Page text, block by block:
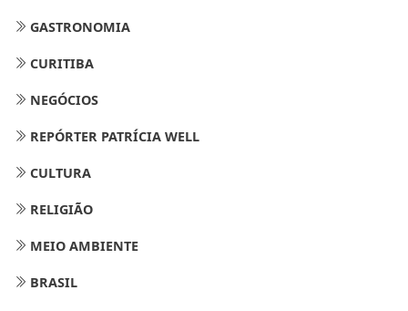
GASTRONOMIA
CURITIBA
NEGÓCIOS
REPÓRTER PATRÍCIA WELL
CULTURA
RELIGIÃO
MEIO AMBIENTE
BRASIL